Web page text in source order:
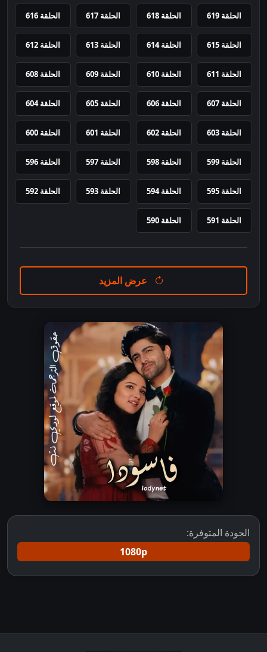
الحلقة 619 الحلقة 618 الحلقة 617 الحلقة 616
الحلقة 615 الحلقة 614 الحلقة 613 الحلقة 612
الحلقة 611 الحلقة 610 الحلقة 609 الحلقة 608
الحلقة 607 الحلقة 606 الحلقة 605 الحلقة 604
الحلقة 603 الحلقة 602 الحلقة 601 الحلقة 600
الحلقة 599 الحلقة 598 الحلقة 597 الحلقة 596
الحلقة 595 الحلقة 594 الحلقة 593 الحلقة 592
الحلقة 591 الحلقة 590
عرض المزيد
الجودة المتوفرة:
1080p